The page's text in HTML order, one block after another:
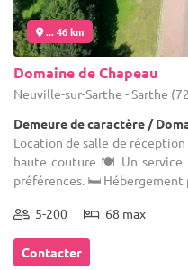
... 46 km
Domaine de Chapeau
Neuville-sur-Sarthe - Sarthe
Demeure de caractère /
Location de salle de
haute couture 🍽️ Un service
préférences. 🛏️ Hébergement
5-200 68 max
Contacter